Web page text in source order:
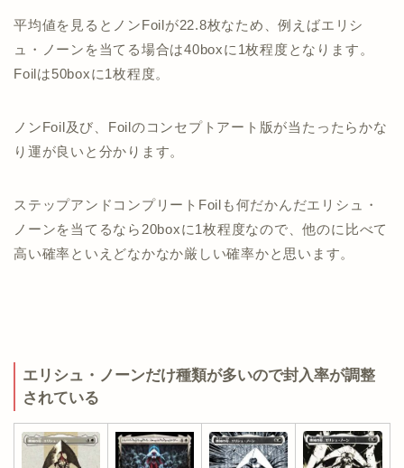
平均値を見るとノンFoilが22.8枚なため、例えばエリシ
ュ・ノーンを当てる場合は40boxに1枚程度となります。
Foilは50boxに1枚程度。
ノンFoil及び、Foilのコンセプトアート版が当たったらかな
り運が良いと分かります。
ステップアンドコンプリートFoilも何だかんだエリシュ・
ノーンを当てるなら20boxに1枚程度なので、他のに比べて
高い確率といえどなかなか厳しい確率かと思います。
エリシュ・ノーンだけ種類が多いので封入率が調整
されている